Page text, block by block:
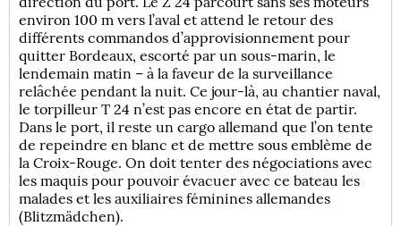
environ 100 m vers l’aval et attend le retour des
différents commandos d’approvisionnement pour
quitter Bordeaux, escorté par un sous-marin, le
lendemain matin – à la faveur de la surveillance
relâchée pendant la nuit. Ce jour-là, au chantier naval,
le torpilleur T 24 n’est pas encore en état de partir.
Dans le port, il reste un cargo allemand que l’on tente
de repeindre en blanc et de mettre sous emblème de
la Croix-Rouge. On doit tenter des négociations avec
les maquis pour pouvoir évacuer avec ce bateau les
malades et les auxiliaires féminines allemandes
(Blitzmädchen).